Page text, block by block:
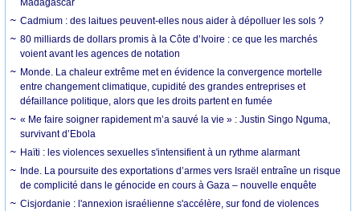
Madagascar
Cadmium : des laitues peuvent-elles nous aider à dépolluer les sols ?
80 milliards de dollars promis à la Côte d’Ivoire : ce que les marchés
voient avant les agences de notation
Monde. La chaleur extrême met en évidence la convergence mortelle
entre changement climatique, cupidité des grandes entreprises et
défaillance politique, alors que les droits partent en fumée
« Me faire soigner rapidement m’a sauvé la vie » : Justin Singo Nguma,
survivant d’Ebola
Haïti : les violences sexuelles s'intensifient à un rythme alarmant
Inde. La poursuite des exportations d’armes vers Israël entraîne un risque
de complicité dans le génocide en cours à Gaza – nouvelle enquête
Cisjordanie : l'annexion israélienne s'accélère, sur fond de violences